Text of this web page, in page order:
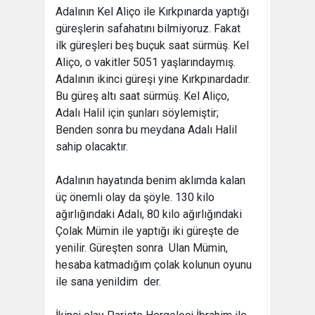
Adalının Kel Aliço ile Kırkpınarda yaptığı
güreşlerin safahatını bilmiyoruz. Fakat
ilk güreşleri beş buçuk saat sürmüş. Kel
Aliço, o vakitler 5051 yaşlarındaymış.
Adalının ikinci güreşi yine Kırkpınardadır.
Bu güreş altı saat sürmüş. Kel Aliço,
Adalı Halil için şunları söylemiştir;
Benden sonra bu meydana Adalı Halil
sahip olacaktır.
Adalının hayatında benim aklımda kalan
üç önemli olay da şöyle. 130 kilo
ağırlığındaki Adalı, 80 kilo ağırlığındaki
Çolak Mümin ile yaptığı iki güreşte de
yenilir. Güreşten sonra  Ulan Mümin,
hesaba katmadığım çolak kolunun oyunu
ile sana yenildim  der.